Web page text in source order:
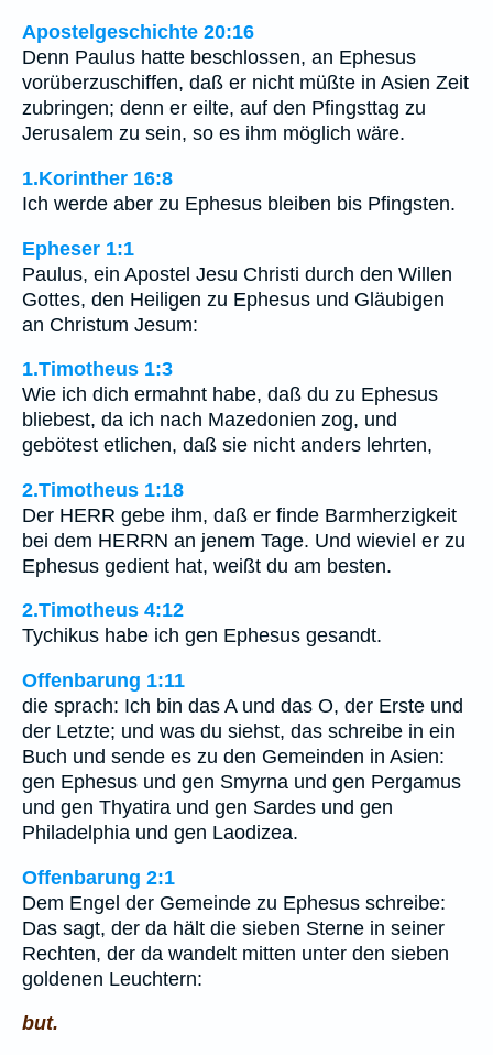
Apostelgeschichte 20:16
Denn Paulus hatte beschlossen, an Ephesus
vorüberzuschiffen, daß er nicht müßte in Asien Zeit
zubringen; denn er eilte, auf den Pfingsttag zu
Jerusalem zu sein, so es ihm möglich wäre.
1.Korinther 16:8
Ich werde aber zu Ephesus bleiben bis Pfingsten.
Epheser 1:1
Paulus, ein Apostel Jesu Christi durch den Willen
Gottes, den Heiligen zu Ephesus und Gläubigen
an Christum Jesum:
1.Timotheus 1:3
Wie ich dich ermahnt habe, daß du zu Ephesus
bliebest, da ich nach Mazedonien zog, und
gebötest etlichen, daß sie nicht anders lehrten,
2.Timotheus 1:18
Der HERR gebe ihm, daß er finde Barmherzigkeit
bei dem HERRN an jenem Tage. Und wieviel er zu
Ephesus gedient hat, weißt du am besten.
2.Timotheus 4:12
Tychikus habe ich gen Ephesus gesandt.
Offenbarung 1:11
die sprach: Ich bin das A und das O, der Erste und
der Letzte; und was du siehst, das schreibe in ein
Buch und sende es zu den Gemeinden in Asien:
gen Ephesus und gen Smyrna und gen Pergamus
und gen Thyatira und gen Sardes und gen
Philadelphia und gen Laodizea.
Offenbarung 2:1
Dem Engel der Gemeinde zu Ephesus schreibe:
Das sagt, der da hält die sieben Sterne in seiner
Rechten, der da wandelt mitten unter den sieben
goldenen Leuchtern:
but.